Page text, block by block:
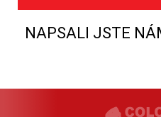
NAPSALI JSTE